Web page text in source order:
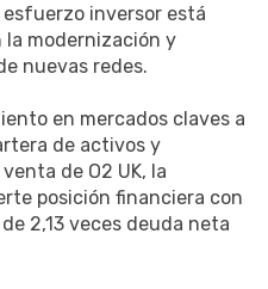
inversor está
modernización y
nuevas redes.
en mercados claves a
de activos y
de O2 UK, la
posición financiera con
2,13 veces deuda neta